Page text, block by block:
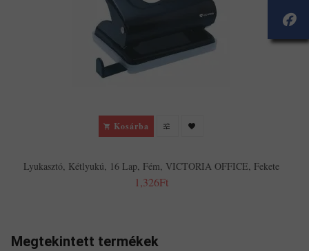
Kosárba
Lyukasztó, Kétlyukú, 16 Lap, Fém, VICTORIA OFFICE, Fekete
1,326Ft
Megtekintett termékek